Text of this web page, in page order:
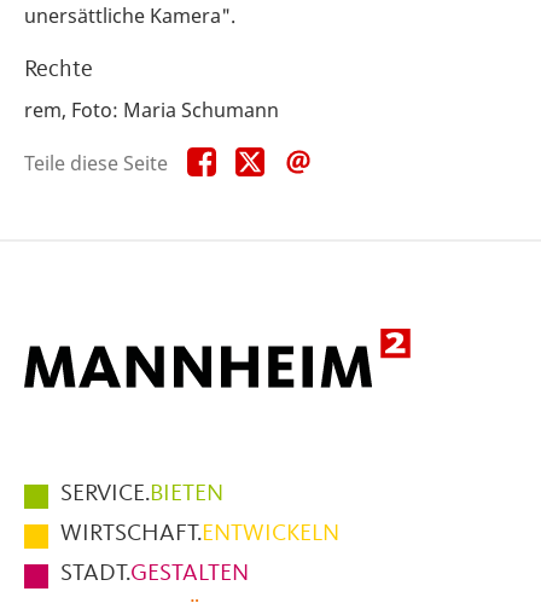
unersättliche Kamera".
Rechte
rem, Foto: Maria Schumann
Teile diese Seite
Teile
diese
Teile
diese
Hauptmenüpunkte
im
Fußbereich
der
SERVICE.BIETEN
WIRTSCHAFT.ENTWICKELN
STADT.GESTALTEN